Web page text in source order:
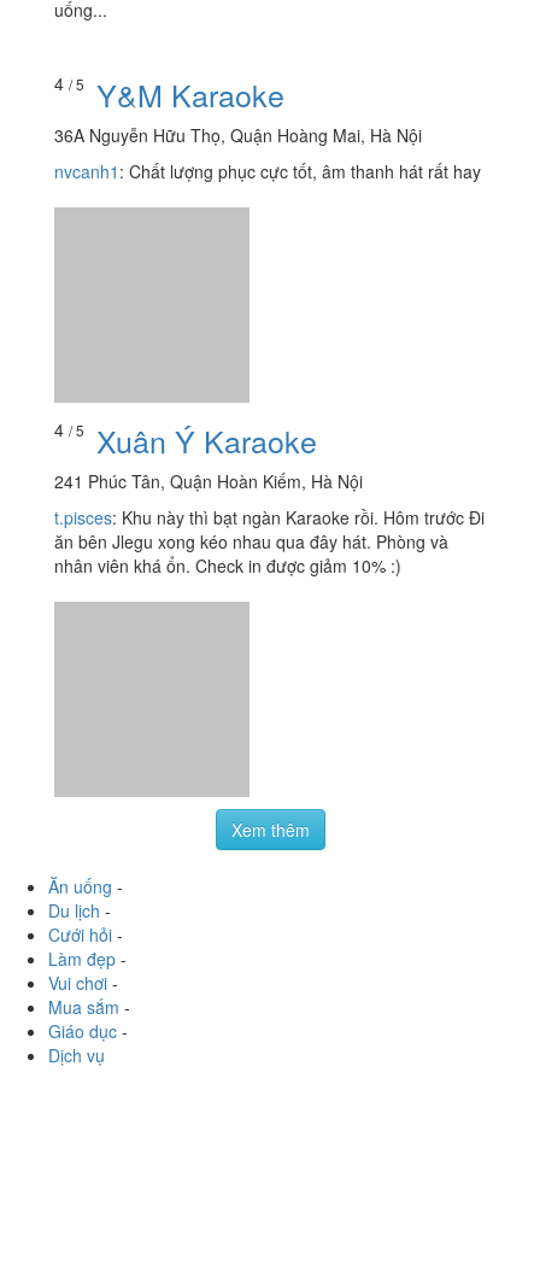
uống...
4 / 5 Y&M Karaoke
36A Nguyễn Hữu Thọ, Quận Hoàng Mai, Hà Nội
nvcanh1 : Chất lượng phục cực tốt, âm thanh hát rất hay
4 / 5 Xuân Ý Karaoke
241 Phúc Tân, Quận Hoàn Kiếm, Hà Nội
t.pisces: Khu này thì bạt ngàn Karaoke rồi. Hôm trước Đi
ăn bên Jlegu xong kéo nhau qua đây hát. Phòng và
nhân viên khá ổn. Check in được giảm 10% :)
Xem thêm
Ăn uống -
Du lịch -
Cưới hỏi -
Làm đẹp -
Vui chơi -
Mua sắm -
Giáo dục -
Dịch vụ